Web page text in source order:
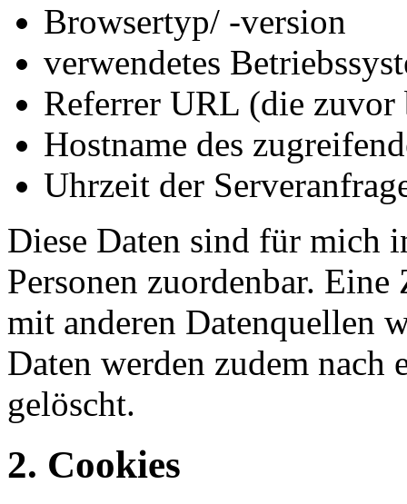
Browsertyp/ -version
verwendetes
Referrer URL (die zuvor
Hostname des
Uhrzeit der
Diese Daten sind für mich
Personen zuordenbar.
mit anderen Datenquellen
Daten werden zudem nach
gelöscht.
2. Cookies